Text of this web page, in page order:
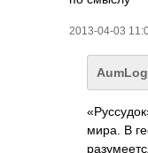
2013-04-03
мира. В